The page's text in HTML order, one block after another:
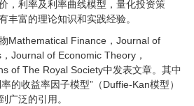
，利率及利率曲线模型，量化投资策
丰富的理论知识和实践经验。
Mathematical Finance，Journal of
Journal of Economic Theory，
of The Royal Society中发表文章。其中
的收益率因子模型”（Duffie-Kan模型）
广泛的引用。